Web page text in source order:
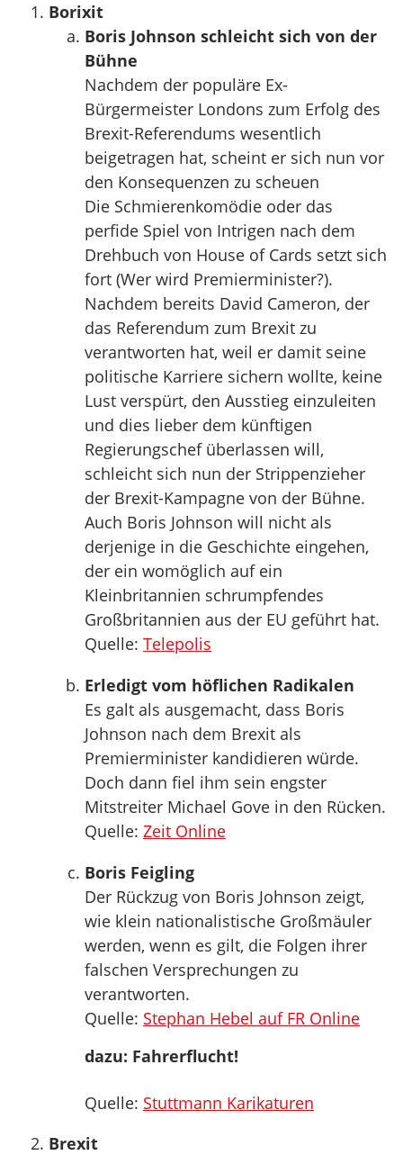
Borixit
Boris Johnson schleicht sich von der
Bühne
Nachdem der populäre Ex-
Bürgermeister Londons zum Erfolg des
Brexit-Referendums wesentlich
beigetragen hat, scheint er sich nun vor
den Konsequenzen zu scheuen
Die Schmierenkomödie oder das
perfide Spiel von Intrigen nach dem
Drehbuch von House of Cards setzt sich
fort (Wer wird Premierminister?).
Nachdem bereits David Cameron, der
das Referendum zum Brexit zu
verantworten hat, weil er damit seine
politische Karriere sichern wollte, keine
Lust verspürt, den Ausstieg einzuleiten
und dies lieber dem künftigen
Regierungschef überlassen will,
schleicht sich nun der Strippenzieher
der Brexit-Kampagne von der Bühne.
Auch Boris Johnson will nicht als
derjenige in die Geschichte eingehen,
der ein womöglich auf ein
Kleinbritannien schrumpfendes
Großbritannien aus der EU geführt hat.
Quelle: Telepolis
Erledigt vom höflichen Radikalen
Es galt als ausgemacht, dass Boris
Johnson nach dem Brexit als
Premierminister kandidieren würde.
Doch dann fiel ihm sein engster
Mitstreiter Michael Gove in den Rücken.
Quelle: Zeit Online
Boris Feigling
Der Rückzug von Boris Johnson zeigt,
wie klein nationalistische Großmäuler
werden, wenn es gilt, die Folgen ihrer
falschen Versprechungen zu
verantworten.
Quelle: Stephan Hebel auf FR Online
dazu: Fahrerflucht!
Quelle: Stuttmann Karikaturen
Brexit